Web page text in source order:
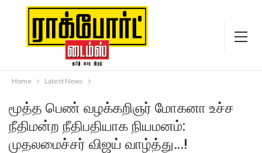
Home Latest News
மூத்த பெண் வழக்கறிஞர் மோகனா உச்ச
நீதிமன்ற நீதிபதியாக நியமனம்:
முதலமைச்சர் விஜய் வாழ்த்து…!